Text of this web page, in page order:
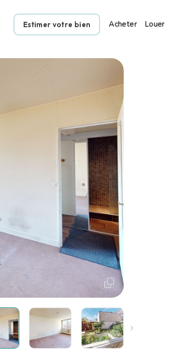
Estimer votre bien Acheter Louer